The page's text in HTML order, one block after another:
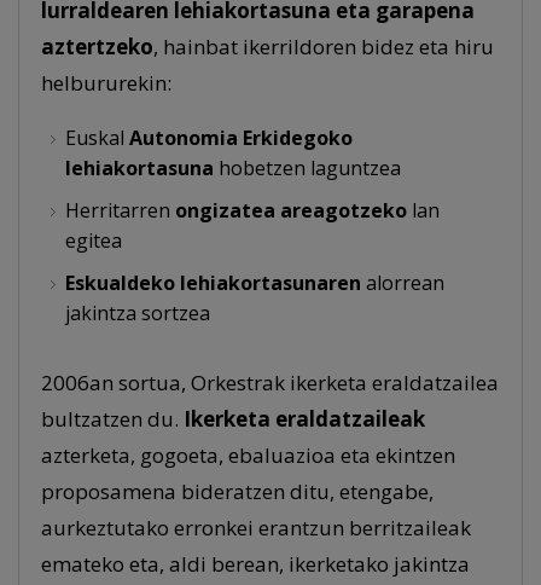
lurraldearen lehiakortasuna eta garapena
aztertzeko, hainbat ikerrildoren bidez eta hiru
helbururekin:
Euskal Autonomia Erkidegoko
lehiakortasuna hobetzen laguntzea
Herritarren ongizatea areagotzeko lan
egitea
Eskualdeko lehiakortasunaren alorrean
jakintza sortzea
2006an sortua, Orkestrak ikerketa eraldatzailea
bultzatzen du. Ikerketa eraldatzaileak
azterketa, gogoeta, ebaluazioa eta ekintzen
proposamena bideratzen ditu, etengabe,
aurkeztutako erronkei erantzun berritzaileak
emateko eta, aldi berean, ikerketako jakintza